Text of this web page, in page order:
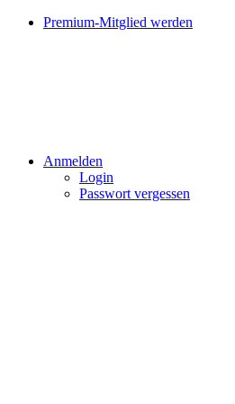
Premium-Mitglied werden
Anmelden
Login
Passwort vergessen